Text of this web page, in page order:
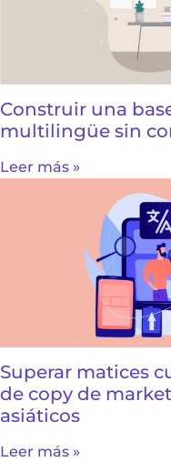
Construir una
multilingüe sin
Leer más »
Superar matices
de copy de
asiáticos
Leer más »